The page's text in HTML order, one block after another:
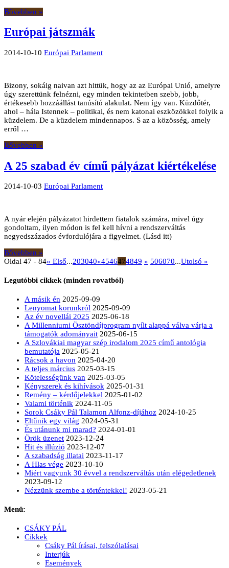
Bővebben »
Európai játszmák
2014-10-10 Európai Parlament
Bizony, sokáig naivan azt hittük, hogy az az Európai Unió, amelyre
úgy szerettünk felnézni, egy minden tekintetben szebb, jobb,
értékesebb hozzáállást tanúsító alakulat. Nem így van. Küzdőtér,
ahol – hála Istennek – politikai, és nem katonai eszközökkel folyik a
küzdelem. De a küzdelem mindennapos. S az a közösség, amely
erről …
Bővebben »
A 25 szabad év című pályázat kiértékelése
2014-10-03 Európai Parlament
A nyár elején pályázatot hirdettem fiatalok számára, mivel úgy
gondoltam, ilyen módon is fel kell hívni a rendszerváltás
negyedszázados évfordulójára a figyelmet. (Lásd itt)
Bővebben »
Oldal 47 - 84« Első...203040«4546474849 » 506070...Utolsó »
Legutóbbi cikkek (minden rovatból)
A másik én 2025-09-09
Lenyomat korunkról 2025-09-09
Az év novellái 2025 2025-06-18
A Millenniumi Ösztöndíjprogram nyílt alappá válva várja a
támogatók adományait 2025-06-15
A Szlovákiai magyar szép irodalom 2025 című antológia
bemutatója 2025-05-21
Rácsok a havon 2025-04-20
A teljes március 2025-03-15
Kötelességünk van 2025-03-05
Kényszerek és kihívások 2025-01-31
Remény – kérdőjelekkel 2025-01-02
Valami történik 2024-11-05
Sorok Csáky Pál Talamon Alfonz-díjához 2024-10-25
Eltűnik egy világ 2024-05-31
És utánunk mi marad? 2024-01-01
Örök üzenet 2023-12-24
Hit és illúzió 2023-12-07
A szabadság illatai 2023-11-17
A Hlas vége 2023-10-10
Miért vagyunk 30 évvel a rendszerváltás után elégedetlenek
2023-09-12
Nézzünk szembe a történtekkel! 2023-05-21
Menü:
CSÁKY PÁL
Cikkek
Csáky Pál írásai, felszólalásai
Interjúk
Események